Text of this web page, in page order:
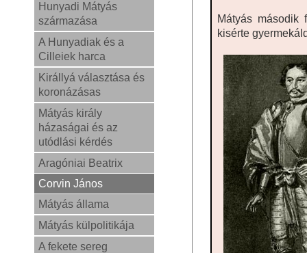
Hunyadi Mátyás
származása
A Hunyadiak és a
Cilleiek harca
Királlyá választása és
koronázásas
Mátyás király
házaságai és az
utódlási kérdés
Aragóniai Beatrix
Corvin János
Mátyás állama
Mátyás külpolitikája
A fekete sereg
Mátyás második
kisérte